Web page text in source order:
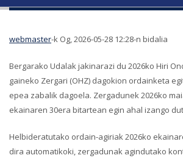
webmaster-k Og, 2026-05-28 12:28-n bidalia
Bergarako Udalak jakinarazi du 2026ko Hiri
gaineko Zergari (OHZ) dagokion ordainketa
epea zabalik dagoela. Zergadunek 2026ko
ekainaren 30era bitartean egin ahal izango
Helbideratutako ordain-agiriak 2026ko
dira automatikoki, zergadunak agindutako